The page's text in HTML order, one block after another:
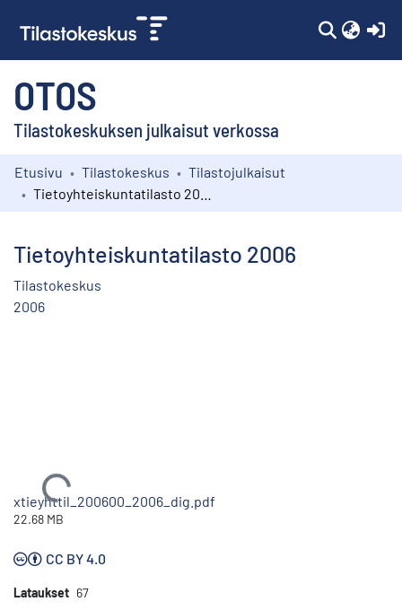
OTOS
Tilastokeskuksen julkaisut verkossa
Kokoelmat
Etusivu Tilastokeskus
Tilastojulkaisut
Tietoyhteiskuntatilasto 2006
Tilastokeskus
2006
Ladataan...
xtieyhttil_200600_2006_dig.pdf
22.68 MB
CC BY 4.0
Lataukset 67